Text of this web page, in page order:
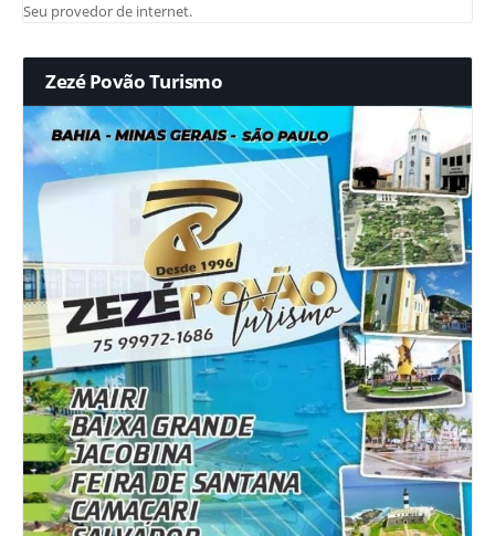
Seu provedor de internet.
Zezé Povão Turismo